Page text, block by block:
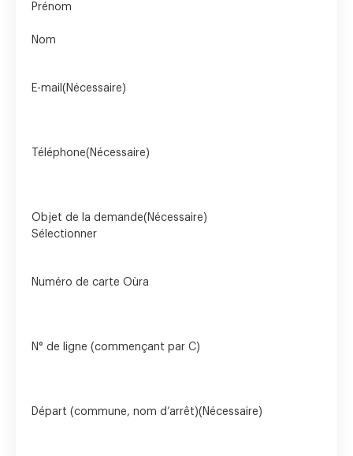
Prénom
Nom
E-mail (Nécessaire)
Téléphone(Nécessaire)
Objet de la demande(Nécessaire)
Numéro de carte Oùra
N° de ligne (commençant par C)
Départ (commune, nom d’arrêt)(Nécessaire)